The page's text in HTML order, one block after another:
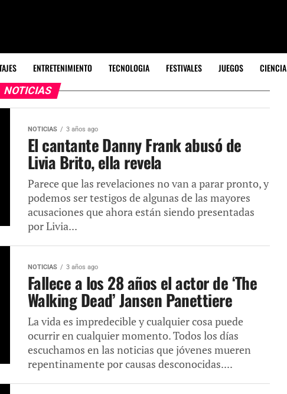
ENTRETENIMIENTO TECNOLOGIA FESTIVALES JUEGOS CIENCIA
NOTICIAS
NOTICIAS 3 años ago
El cantante Danny Frank abusó de
Livia Brito, ella revela
Parece que las revelaciones no van a parar pronto, y
podemos ser testigos de algunas de las mayores
acusaciones que ahora están siendo presentadas
por Livia...
NOTICIAS 3 años ago
Fallece a los 28 años el actor de ‘The
Walking Dead’ Jansen Panettiere
La vida es impredecible y cualquier cosa puede
ocurrir en cualquier momento. Todos los días
escuchamos en las noticias que jóvenes mueren
repentinamente por causas desconocidas....